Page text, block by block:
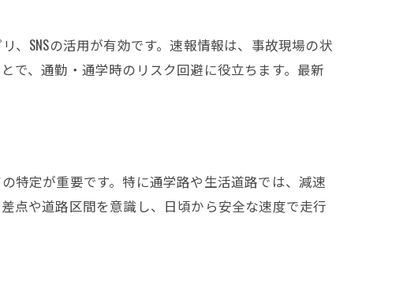
識を高める
感
連性
SNSの活用が有効です。速報情報は、事故現場の状
で、通勤・通学時のリスク回避に役立ちます。最新
特定が重要です。特に通学路や生活道路では、減速
点や道路区間を意識し、日頃から安全な速度で走行